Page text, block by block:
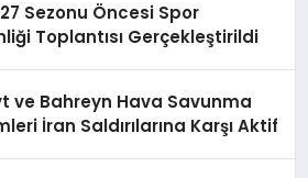
Sezonu Öncesi Spor
Toplantısı Gerçekleştirildi
ve Bahreyn Hava Savunma
İran Saldırılarına Karşı Aktif